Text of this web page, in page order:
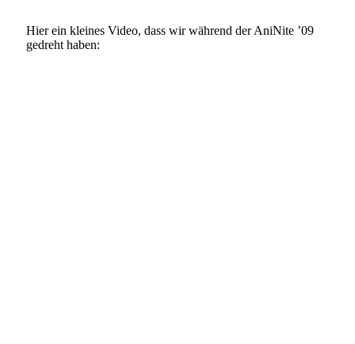
Hier ein kleines Video, dass wir während der AniNite ’09
gedreht haben: